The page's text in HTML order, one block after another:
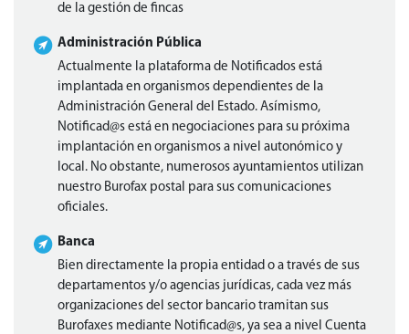
de la gestión de fincas
Administración Pública
Actualmente la plataforma de Notificados está
implantada en organismos dependientes de la
Administración General del Estado. Asímismo,
Notificad@s está en negociaciones para su próxima
implantación en organismos a nivel autonómico y
local. No obstante, numerosos ayuntamientos utilizan
nuestro Burofax postal para sus comunicaciones
oficiales.
Banca
Bien directamente la propia entidad o a través de sus
departamentos y/o agencias jurídicas, cada vez más
organizaciones del sector bancario tramitan sus
Burofaxes mediante Notificad@s, ya sea a nivel Cuenta